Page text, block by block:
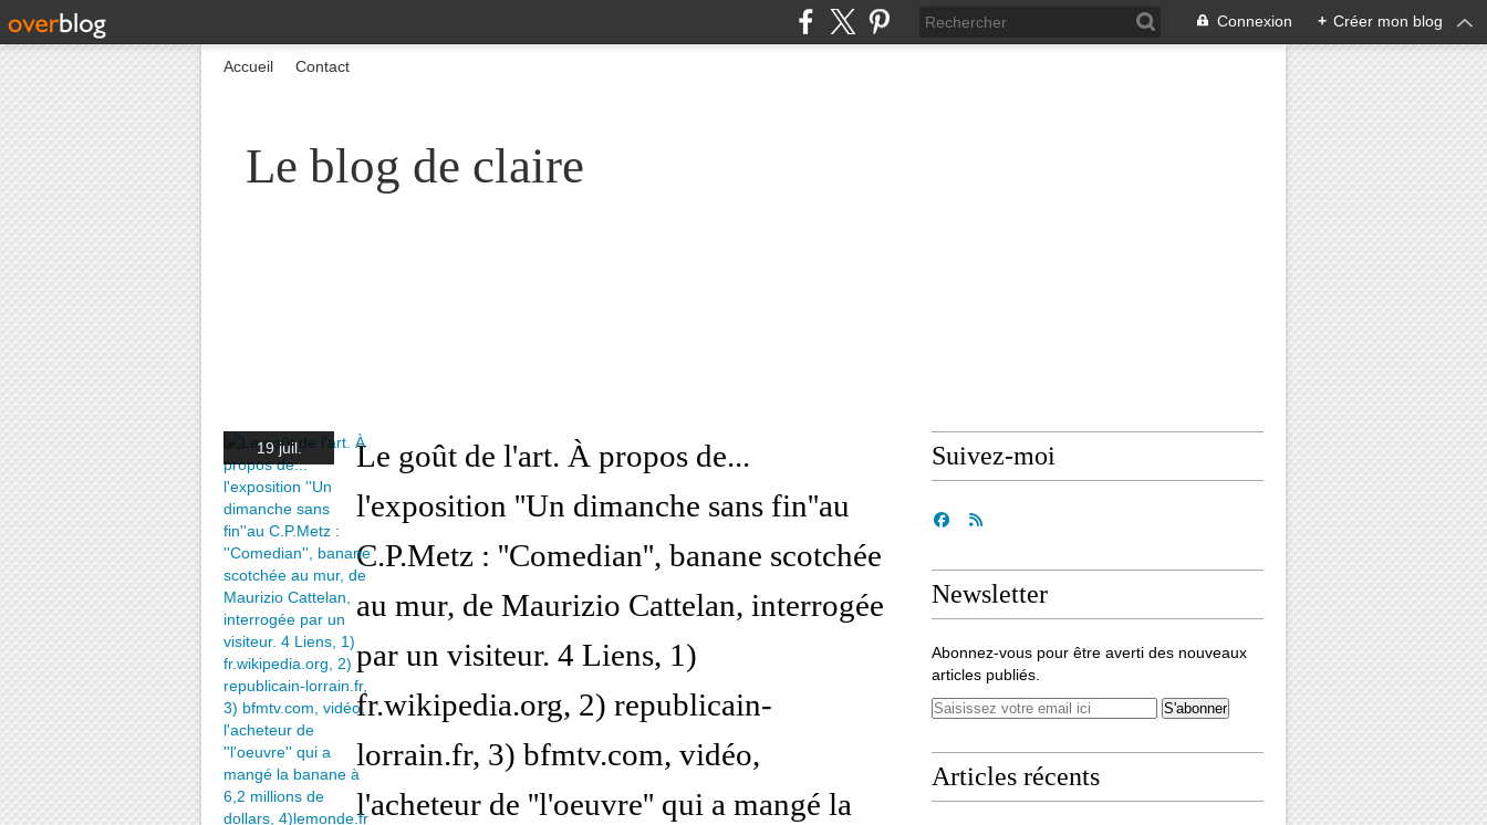
Connexion + Créer mon blog
Le blog de claire
Accueil Contact
19 juil.
Le goût de l'art. À propos de...
l'exposition ''Un dimanche sans fin''au
C.P.Metz : ''Comedian'', banane scotchée
au mur, de Maurizio Cattelan, interrogée
par un visiteur. 4 Liens, 1)
fr.wikipedia.org, 2) republicain-
lorrain.fr, 3) bfmtv.com, vidéo,
l'acheteur de ''l'oeuvre'' qui a mangé la
Suivez-moi
Newsletter
Abonnez-vous pour être averti des nouveaux
articles publiés.
Articles récents